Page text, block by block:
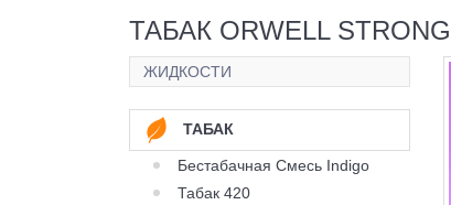
ТАБАК ORWELL
ЖИДКОСТИ
ТАБАК
Бестабачная Смесь Indigo
Табак 420